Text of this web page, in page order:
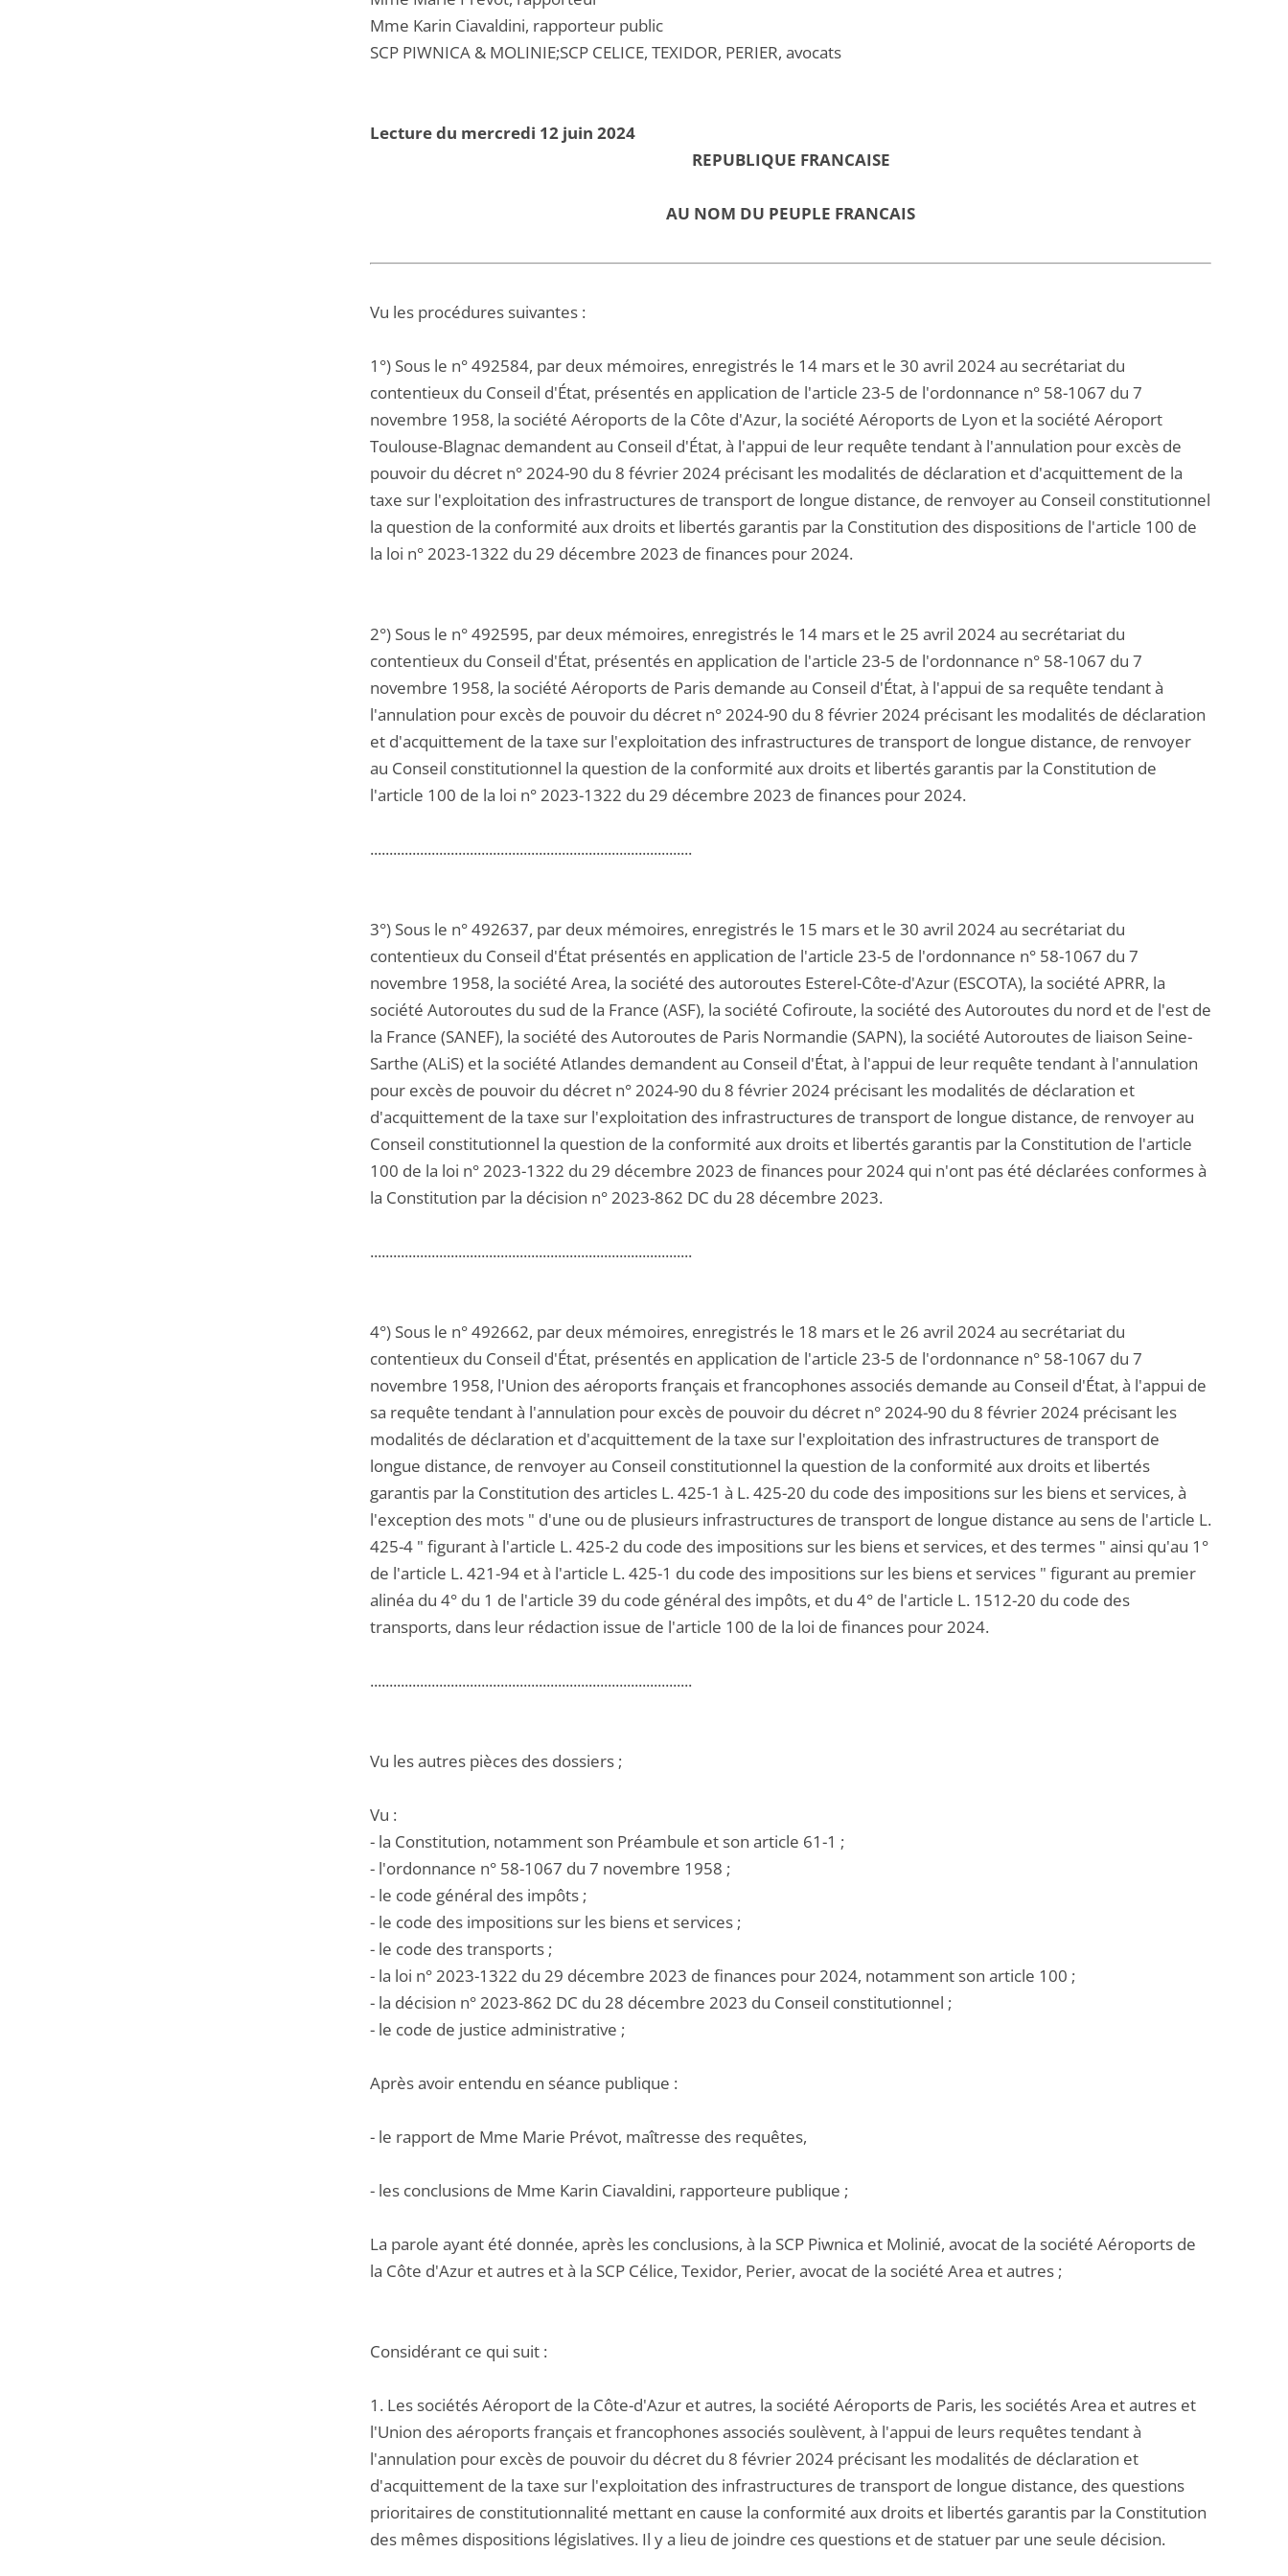
Mme Karin Ciavaldini, rapporteur public
SCP PIWNICA & MOLINIE;SCP CELICE, TEXIDOR, PERIER, avocats
Lecture du mercredi 12 juin 2024
REPUBLIQUE FRANCAISE
AU NOM DU PEUPLE FRANCAIS
Vu les procédures suivantes :
1°) Sous le n° 492584, par deux mémoires, enregistrés le 14 mars et le 30 avril 2024 au secrétariat du
contentieux du Conseil d'État, présentés en application de l'article 23-5 de l'ordonnance n° 58-1067 du 7
novembre 1958, la société Aéroports de la Côte d'Azur, la société Aéroports de Lyon et la société Aéroport
Toulouse-Blagnac demandent au Conseil d'État, à l'appui de leur requête tendant à l'annulation pour excès de
pouvoir du décret n° 2024-90 du 8 février 2024 précisant les modalités de déclaration et d'acquittement de la
taxe sur l'exploitation des infrastructures de transport de longue distance, de renvoyer au Conseil constitutionnel
la question de la conformité aux droits et libertés garantis par la Constitution des dispositions de l'article 100 de
la loi n° 2023-1322 du 29 décembre 2023 de finances pour 2024.
2°) Sous le n° 492595, par deux mémoires, enregistrés le 14 mars et le 25 avril 2024 au secrétariat du
contentieux du Conseil d'État, présentés en application de l'article 23-5 de l'ordonnance n° 58-1067 du 7
novembre 1958, la société Aéroports de Paris demande au Conseil d'État, à l'appui de sa requête tendant à
l'annulation pour excès de pouvoir du décret n° 2024-90 du 8 février 2024 précisant les modalités de déclaration
et d'acquittement de la taxe sur l'exploitation des infrastructures de transport de longue distance, de renvoyer
au Conseil constitutionnel la question de la conformité aux droits et libertés garantis par la Constitution de
l'article 100 de la loi n° 2023-1322 du 29 décembre 2023 de finances pour 2024.
....................................................................................
3°) Sous le n° 492637, par deux mémoires, enregistrés le 15 mars et le 30 avril 2024 au secrétariat du
contentieux du Conseil d'État présentés en application de l'article 23-5 de l'ordonnance n° 58-1067 du 7
novembre 1958, la société Area, la société des autoroutes Esterel-Côte-d'Azur (ESCOTA), la société APRR, la
société Autoroutes du sud de la France (ASF), la société Cofiroute, la société des Autoroutes du nord et de l'est de
la France (SANEF), la société des Autoroutes de Paris Normandie (SAPN), la société Autoroutes de liaison Seine-
Sarthe (ALiS) et la société Atlandes demandent au Conseil d'État, à l'appui de leur requête tendant à l'annulation
pour excès de pouvoir du décret n° 2024-90 du 8 février 2024 précisant les modalités de déclaration et
d'acquittement de la taxe sur l'exploitation des infrastructures de transport de longue distance, de renvoyer au
Conseil constitutionnel la question de la conformité aux droits et libertés garantis par la Constitution de l'article
100 de la loi n° 2023-1322 du 29 décembre 2023 de finances pour 2024 qui n'ont pas été déclarées conformes à
la Constitution par la décision n° 2023-862 DC du 28 décembre 2023.
....................................................................................
4°) Sous le n° 492662, par deux mémoires, enregistrés le 18 mars et le 26 avril 2024 au secrétariat du
contentieux du Conseil d'État, présentés en application de l'article 23-5 de l'ordonnance n° 58-1067 du 7
novembre 1958, l'Union des aéroports français et francophones associés demande au Conseil d'État, à l'appui de
sa requête tendant à l'annulation pour excès de pouvoir du décret n° 2024-90 du 8 février 2024 précisant les
modalités de déclaration et d'acquittement de la taxe sur l'exploitation des infrastructures de transport de
longue distance, de renvoyer au Conseil constitutionnel la question de la conformité aux droits et libertés
garantis par la Constitution des articles L. 425-1 à L. 425-20 du code des impositions sur les biens et services, à
l'exception des mots " d'une ou de plusieurs infrastructures de transport de longue distance au sens de l'article L.
425-4 " figurant à l'article L. 425-2 du code des impositions sur les biens et services, et des termes " ainsi qu'au 1°
de l'article L. 421-94 et à l'article L. 425-1 du code des impositions sur les biens et services " figurant au premier
alinéa du 4° du 1 de l'article 39 du code général des impôts, et du 4° de l'article L. 1512-20 du code des
transports, dans leur rédaction issue de l'article 100 de la loi de finances pour 2024.
....................................................................................
Vu les autres pièces des dossiers ;
Vu :
- la Constitution, notamment son Préambule et son article 61-1 ;
- l'ordonnance n° 58-1067 du 7 novembre 1958 ;
- le code général des impôts ;
- le code des impositions sur les biens et services ;
- le code des transports ;
- la loi n° 2023-1322 du 29 décembre 2023 de finances pour 2024, notamment son article 100 ;
- la décision n° 2023-862 DC du 28 décembre 2023 du Conseil constitutionnel ;
- le code de justice administrative ;
Après avoir entendu en séance publique :
- le rapport de Mme Marie Prévot, maîtresse des requêtes,
- les conclusions de Mme Karin Ciavaldini, rapporteure publique ;
La parole ayant été donnée, après les conclusions, à la SCP Piwnica et Molinié, avocat de la société Aéroports de
la Côte d'Azur et autres et à la SCP Célice, Texidor, Perier, avocat de la société Area et autres ;
Considérant ce qui suit :
1. Les sociétés Aéroport de la Côte-d'Azur et autres, la société Aéroports de Paris, les sociétés Area et autres et
l'Union des aéroports français et francophones associés soulèvent, à l'appui de leurs requêtes tendant à
l'annulation pour excès de pouvoir du décret du 8 février 2024 précisant les modalités de déclaration et
d'acquittement de la taxe sur l'exploitation des infrastructures de transport de longue distance, des questions
prioritaires de constitutionnalité mettant en cause la conformité aux droits et libertés garantis par la Constitution
des mêmes dispositions législatives. Il y a lieu de joindre ces questions et de statuer par une seule décision.